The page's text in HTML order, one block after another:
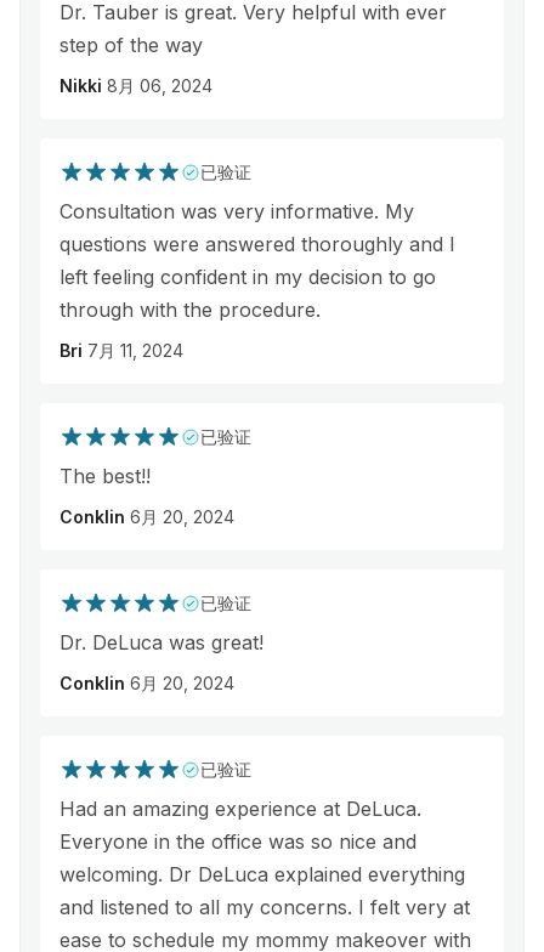
Dr. Tauber is great. Very helpful with ever
step of the way
Nikki 8月 06, 2024
已验证
Consultation was very informative. My
questions were answered thoroughly and I
left feeling confident in my decision to go
through with the procedure.
Bri 7月 11, 2024
已验证
The best!!
Conklin 6月 20, 2024
已验证
Dr. DeLuca was great!
Conklin 6月 20, 2024
已验证
Had an amazing experience at DeLuca.
Everyone in the office was so nice and
welcoming. Dr DeLuca explained everything
and listened to all my concerns. I felt very at
ease to schedule my mommy makeover with